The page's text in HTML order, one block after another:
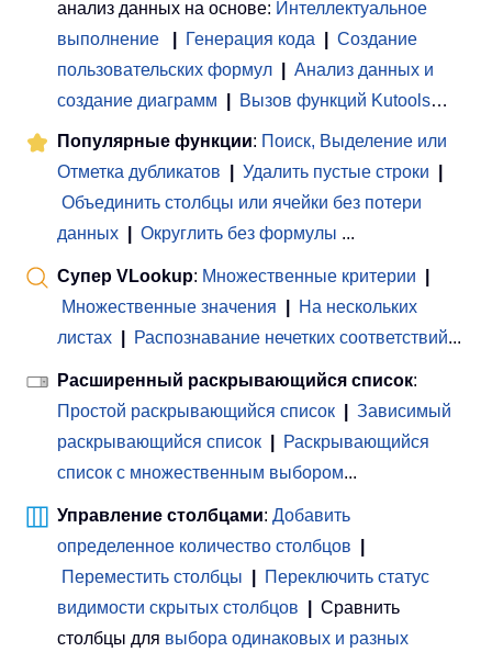
анализ данных на основе: Интеллектуальное
выполнение
Генерация кода
Создание
пользовательских формул
Анализ данных и
создание диаграмм
Вызов функций Kutools…
Популярные функции: Поиск, Выделение или
Отметка дубликатов
Удалить пустые строки
Объединить столбцы или ячейки без потери
данных
Округлить без формулы ...
Супер VLookup: Множественные критерии
Множественные значения
На нескольких
листах
Распознавание нечетких соответствий...
Расширенный раскрывающийся список:
Простой раскрывающийся список
Зависимый
раскрывающийся список
Раскрывающийся
список с множественным выбором...
Управление столбцами: Добавить
определенное количество столбцов
Переместить столбцы
Переключить статус
видимости скрытых столбцов
Сравнить
столбцы для выбора одинаковых и разных